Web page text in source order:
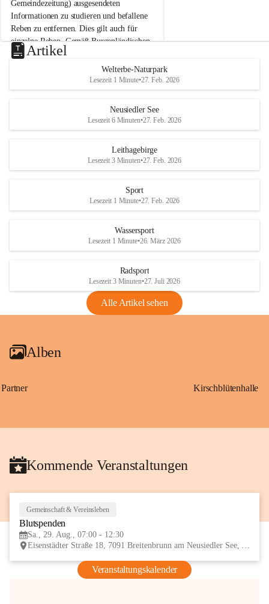
m
N
e
u
s
d
S
Gemeindezeitung) ausgesendeten
Informationen zu studieren und befallene
Reben zu entfernen. Dies gilt auch für
einzelne Reben. Gemäß Burgenländischen
Weinbaugesetz sind nicht gepflegte oder
unzulässige Weingärten zu roden! Bitte
helfen wir zusammen um unsere Winzer
vor den prognostizierten Ernteausfällen
und den daraus folgenden wirtschaftlichen
Maßnahmen zur Bekämpfung
Rebe und der Amerikanischen
Anhang VBl. EU Nr. 18
1 Seite•1,4 MB
VBl. EU Nr. 18_2026
u
e
d
r
S
Artikel
Welterbe-Naturpark
Lesezeit 1 Minute•27. Feb. 2026
Neusiedler See
Lesezeit 6 Minuten•27. Feb. 2026
Leithagebirge
Lesezeit 3 Minuten•27. Feb. 2026
Sport
Lesezeit 1 Minute•27. Feb. 2026
Wassersport
Lesezeit 1 Minute•26. März 2026
Radsport
Lesezeit 3 Minuten•27. Juli 2026
Alle Artikel sehen
Alben
Partner Kirschblütenhalle
Kommende Veranstaltungen
Gemeinschaft & Vereinsleben
Blutspenden
Sa., 29. Aug., 07:00 - 12:30
Eisenstädter Straße 18, 7091 Breitenbrunn am Neusiedler See, AUT
Veranstaltungskalender